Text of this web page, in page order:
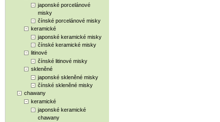
japonské porcelánové
misky
čínské porcelánové misky
keramické
japonské keramické misky
čínské keramické misky
litinové
čínské litinové misky
skleněné
japonské skleněné misky
čínské skleněné misky
chawany
keramické
japonské keramické
chawany